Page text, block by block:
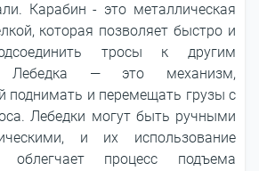
Карабин - это металлическая
которая позволяет быстро и
тросы к другим
Лебедка ― это механизм,
поднимать и перемещать грузы с
Лебедки могут быть ручными
и их использование
облегчает процесс подъема